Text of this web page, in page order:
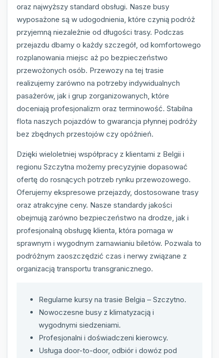
oraz najwyższy standard obsługi. Nasze busy
wyposażone są w udogodnienia, które czynią podróż
przyjemną niezależnie od długości trasy. Podczas
przejazdu dbamy o każdy szczegół, od komfortowego
rozplanowania miejsc aż po bezpieczeństwo
przewożonych osób. Przewozy na tej trasie
realizujemy zarówno na potrzeby indywidualnych
pasażerów, jak i grup zorganizowanych, które
doceniają profesjonalizm oraz terminowość. Stabilna
flota naszych pojazdów to gwarancja płynnej podróży
bez zbędnych przestojów czy opóźnień.
Dzięki wieloletniej współpracy z klientami z Belgii i
regionu Szczytna możemy precyzyjnie dopasować
ofertę do rosnących potrzeb rynku przewozowego.
Oferujemy ekspresowe przejazdy, dostosowane trasy
oraz atrakcyjne ceny. Nasze standardy jakości
obejmują zarówno bezpieczeństwo na drodze, jak i
profesjonalną obsługę klienta, która pomaga w
sprawnym i wygodnym zamawianiu biletów. Pozwala to
podróżnym zaoszczędzić czas i nerwy związane z
organizacją transportu transgranicznego.
Regularne kursy na trasie Belgia – Szczytno.
Nowoczesne busy z klimatyzacją i
wygodnymi siedzeniami.
Profesjonalni i doświadczeni kierowcy.
Usługa door-to-door, odbiór i dowóz pod